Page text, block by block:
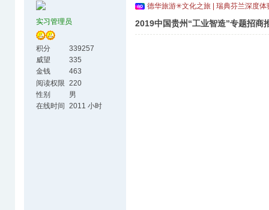
实习管理员
积分
339257
威望
335
金钱
463
阅读权限 220
性别
男
在线时间
2011 小时
德华旅游✳文化之旅 | 瑞典芬兰深度
2019中国贵州“工业智造”专题招商